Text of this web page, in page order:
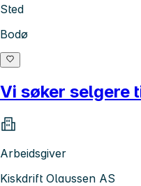
Sted
Bodø
Vi søker selgere
Arbeidsgiver
Kiskdrift Olaussen AS